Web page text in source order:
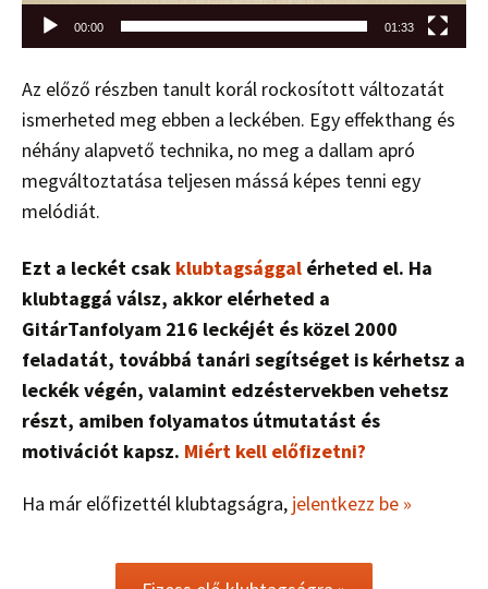
00:00 01:33
Az előző részben tanult korál rockosított változatát
ismerheted meg ebben a leckében. Egy effekthang és
néhány alapvető technika, no meg a dallam apró
megváltoztatása teljesen mássá képes tenni egy
melódiát.
Ezt a leckét csak klubtagsággal érheted el. Ha
klubtaggá válsz, akkor elérheted a
GitárTanfolyam 216 leckéjét és közel 2000
feladatát, továbbá tanári segítséget is kérhetsz a
leckék végén, valamint edzéstervekben vehetsz
részt, amiben folyamatos útmutatást és
motivációt kapsz. Miért kell előfizetni?
Ha már előfizettél klubtagságra, jelentkezz be »